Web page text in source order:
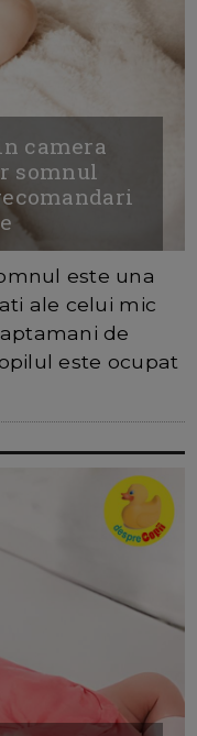
camera
somnul
este una
ale celui mic
de
este ocupat